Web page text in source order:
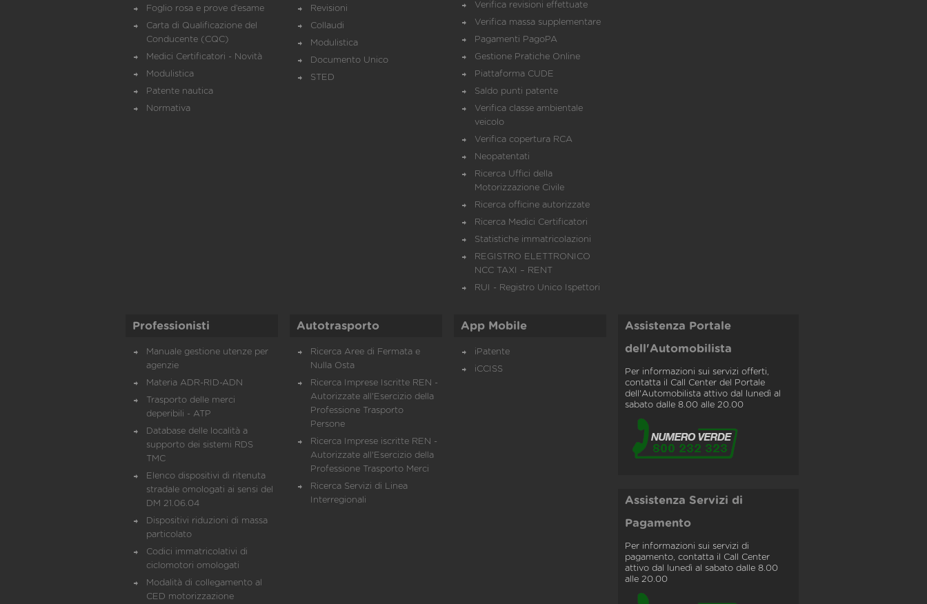
Foglio rosa e prove d’esame
Carta di Qualificazione del
Conducente (CQC)
Medici Certificatori - Novità
Modulistica
Patente nautica
Normativa
Revisioni
Collaudi
Modulistica
Documento Unico
STED
Verifica revisioni effettuate
Verifica massa supplementare
Pagamenti PagoPA
Gestione Pratiche Online
Piattaforma CUDE
Saldo punti patente
Verifica classe ambientale
veicolo
Verifica copertura RCA
Neopatentati
Ricerca Uffici della
Motorizzazione Civile
Ricerca officine autorizzate
Ricerca Medici Certificatori
Statistiche immatricolazioni
REGISTRO ELETTRONICO
NCC TAXI – RENT
RUI - Registro Unico Ispettori
Professionisti
Manuale gestione utenze per
agenzie
Materia ADR-RID-ADN
Trasporto delle merci
deperibili - ATP
Database delle località a
supporto dei sistemi RDS
TMC
Elenco dispositivi di ritenuta
stradale omologati ai sensi del
DM 21.06.04
Dispositivi riduzioni di massa
particolato
Codici immatricolativi di
ciclomotori omologati
Modalità di collegamento al
CED motorizzazione
Autotrasporto
Ricerca Aree di Fermata e
Nulla Osta
Ricerca Imprese Iscritte REN -
Autorizzate all'Esercizio della
Professione Trasporto
Persone
Ricerca Imprese iscritte REN -
Autorizzate all'Esercizio della
Professione Trasporto Merci
Ricerca Servizi di Linea
Interregionali
App Mobile
iPatente
iCCISS
Assistenza Portale
dell'Automobilista
Per informazioni sui servizi offerti,
contatta il Call Center del Portale
dell'Automobilista attivo dal lunedì al
sabato dalle 8.00 alle 20.00
Assistenza Servizi di
Pagamento
Per informazioni sui servizi di
pagamento, contatta il Call Center
attivo dal lunedì al sabato dalle 8.00
alle 20.00